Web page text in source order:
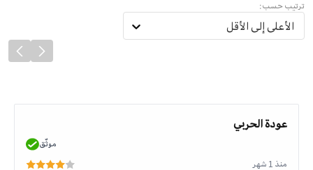
ترتيب حسب:
الأعلى إلى الأقل
عودة الحربي
موثّق
منذ 1 شهر